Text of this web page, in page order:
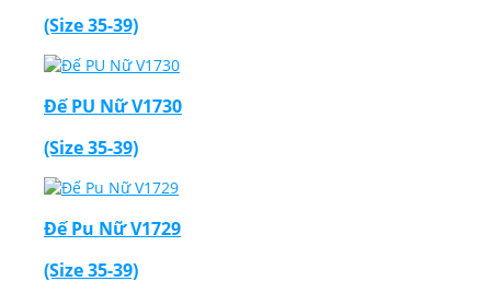
(Size 35-39)
Đế PU Nữ V1730
(Size 35-39)
Đế Pu Nữ V1729
(Size 35-39)